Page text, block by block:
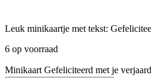
Leuk minikaartje met tekst:
6 op voorraad
Minikaart Gefeliciteerd met je